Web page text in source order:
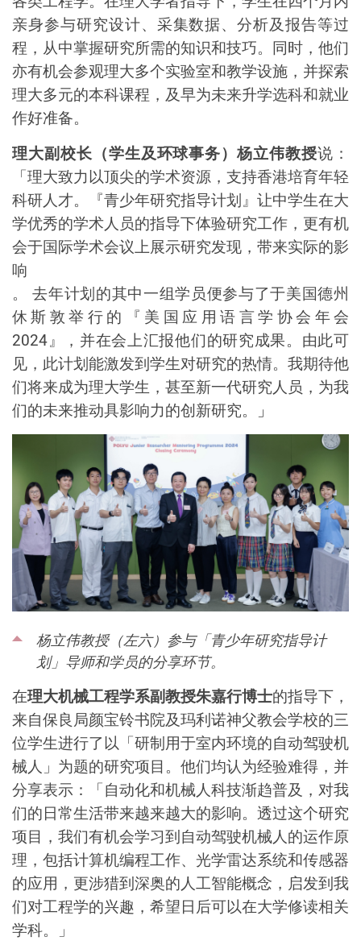
亲身参与研究设计、采集数据、分析及报告等过
程，从中掌握研究所需的知识和技巧。同时，他们
亦有机会参观理大多个实验室和教学设施，并探索
理大多元的本科课程，及早为未来升学选科和就业
作好准备。
理大副校长（学生及环球事务）杨立伟教授说：
「理大致力以顶尖的学术资源，支持香港培育年轻
科研人才。『青少年研究指导计划』让中学生在大
学优秀的学术人员的指导下体验研究工作，更有机
会于国际学术会议上展示研究发现， 带来实际的影
响
。
去年计划的其中一组学员便参与了于美国德州
休斯敦举行的『美国应用语言学协会年会
2024』，并在会上汇报他们的研究成果。由此可
见，此计划能激发到学生对研究的热情。我期待他
们将来成为理大学生，甚至新一代研究人员，为我
们的未来推动具影响力的创新研究。
」
杨立伟教授（左六）参与「青少年研究指导计
划」导师和学员的分享环节。
在理大机械工程学系副教授朱嘉行博士的指导下，
来自保良局颜宝铃书院及玛利诺神父教会学校的三
位学生进行了以「研制用于室内环境的自动驾驶机
械人」为题的研究项目。他们均认为经验难得，并
分享表示：「自动化和机械人科技渐趋普及，对我
们的日常生活带来越来越大的影响。透过这个研究
项目，我们有机会学习到自动驾驶机械人的运作原
理，包括计算机编程工作、光学雷达系统和传感器
的应用，更涉猎到深奥的人工智能概念，启发到我
们对工程学的兴趣，希望日后可以在大学修读相关
学科。」